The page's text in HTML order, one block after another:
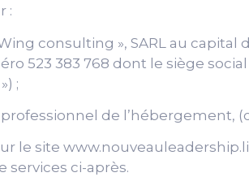
:
consulting », SARL au
523 383 768 dont le siège
;
de l’hébergement,
le site
services ci-après.